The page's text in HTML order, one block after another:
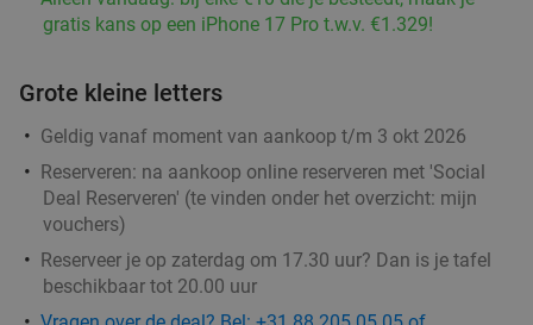
gratis kans op een iPhone 17 Pro t.w.v. €1.329!
Grote kleine letters
Geldig vanaf moment van aankoop t/m 3 okt 2026
Reserveren: na aankoop online reserveren met 'Social
Deal Reserveren' (te vinden onder het overzicht: mijn
vouchers)
Reserveer je op zaterdag om 17.30 uur? Dan is je tafel
beschikbaar tot 20.00 uur